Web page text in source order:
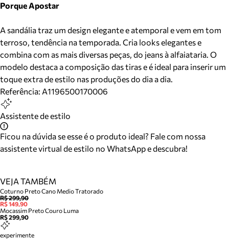
Porque Apostar
A sandália traz um design elegante e atemporal e vem em tom
terroso, tendência na temporada. Cria looks elegantes e
combina com as mais diversas peças, do jeans à alfaiataria. O
modelo destaca a composição das tiras e é ideal para inserir um
toque extra de estilo nas produções do dia a dia.
Referência: A1196500170006
Assistente de estilo
Ficou na dúvida se esse é o produto ideal? Fale com nossa
assistente virtual de estilo no WhatsApp e descubra!
VEJA TAMBÉM
Coturno Preto Cano Medio Tratorado
R$ 299,90
R$ 149,90
Mocassim Preto Couro Luma
R$ 299,90
experimente